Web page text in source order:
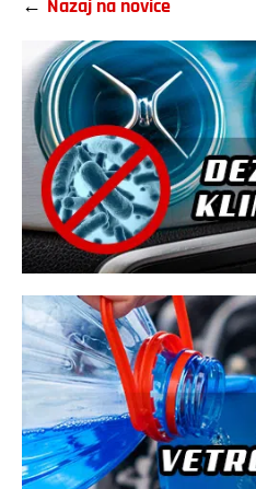
← Nazaj na novice